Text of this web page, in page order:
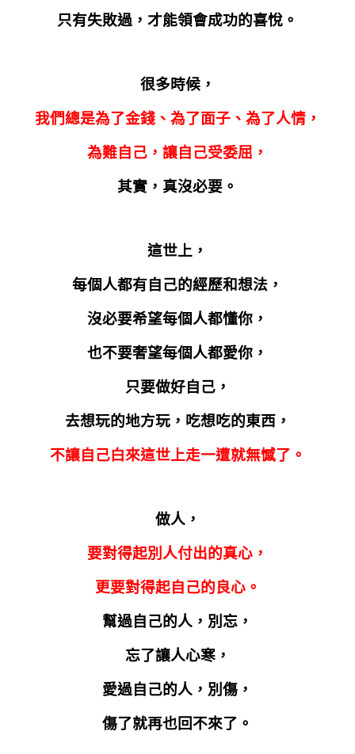
只有失敗過，才能領會成功的喜悅。
很多時候，
我們總是為了金錢、為了面子、為了人情，
為難自己，讓自己受委屈，
其實，真沒必要。
這世上，
每個人都有自己的經歷和想法，
沒必要希望每個人都懂你，
也不要奢望每個人都愛你，
只要做好自己，
去想玩的地方玩，吃想吃的東西，
不讓自己白來這世上走一遭就無憾了。
做人，
要對得起別人付出的真心，
更要對得起自己的良心。
幫過自己的人，別忘，
忘了讓人心寒，
愛過自己的人，別傷，
傷了就再也回不來了。